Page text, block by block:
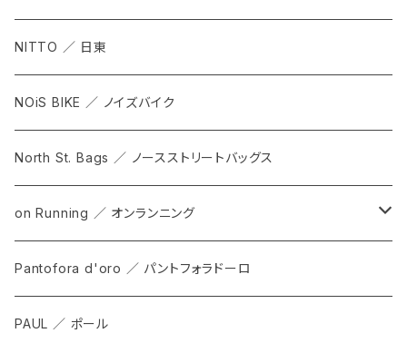
NITTO ／ 日東
NOiS BIKE ／ ノイズバイク
North St. Bags ／ ノースストリートバッグス
on Running ／ オンランニング
ALL
SHOES
Pantofora d'oro ／ パントフォラドーロ
PAUL ／ ポール